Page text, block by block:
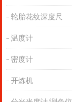
轮胎花纹深度尺
温度计
密度计
开炼机